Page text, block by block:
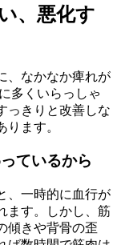
、悪化す
、なかなか痺れが
多くいらっしゃ
っきりと改善しな
ます。
ているから
、一時的に血行が
ます。しかし、筋
傾きや背骨の歪